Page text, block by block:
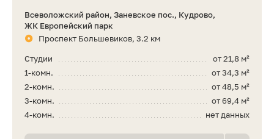
Всеволожский район, Заневское пос., Кудрово,
ЖК Европейский парк
Проспект Большевиков, 3.2 км
от 21,8 м²
Студии
от 34,3 м²
1-комн.
от 48,5 м²
2-комн.
от 69,4 м²
3-комн.
нет данных
4-комн.